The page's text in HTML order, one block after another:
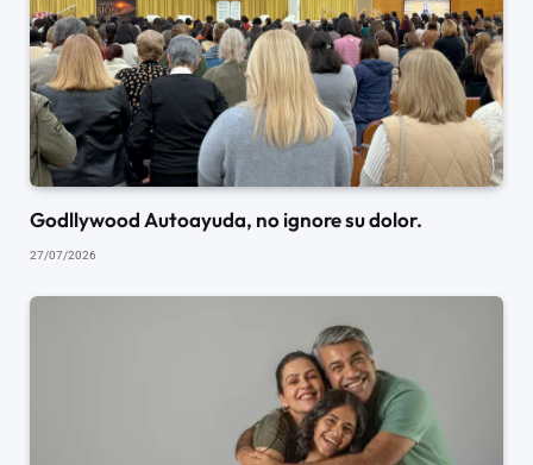
Godllywood Autoayuda, no ignore su dolor.
27/07/2026